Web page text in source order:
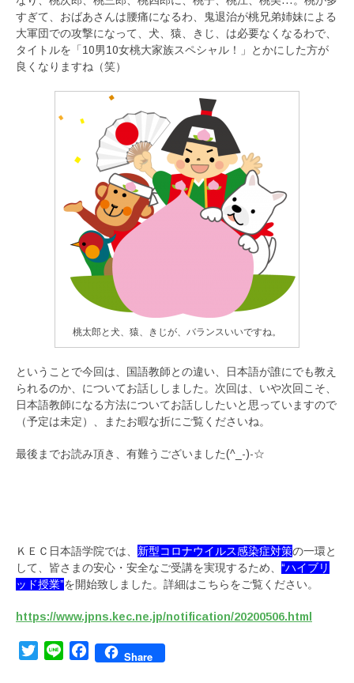
すぎて、おばあさんは腰痛になるわ、鬼退治が桃兄弟姉妹による
大軍団での攻撃になって、犬、猿、きじ、は必要なくなるわで、
タイトルを「10男10女桃大家族スペシャル！」とかにした方が
良くなりますね（笑）
桃太郎と犬、猿、きじが、バランスいいですね。
ということで今回は、国語教師との違い、日本語が誰にでも教え
られるのか、についてお話ししました。次回は、いや次回こそ、
日本語教師になる方法についてお話ししたいと思っていますので
（予定は未定）、またお暇な折にご覧くださいね。
最後までお読み頂き、有難うございました(^_-)-☆
ＫＥＣ日本語学院では、 新型コロナウイルス感染症対策の一環と
して、皆さまの安心・安全なご受講を実現するため、 “ハイブリ
ッド授業”を開始致しました。詳細はこちらをご覧ください。
https://www.jpns.kec.ne.jp/notification/20200506.html
TwitterLine FacebookShare